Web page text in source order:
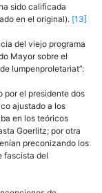
sido calificada
en el original). [13]
del viejo programa
Mayor sobre el
lumpenproletariat”:
por el presidente dos
ajustado a los
en los teóricos
Goerlitz; por otra
preconizando los
fascista del